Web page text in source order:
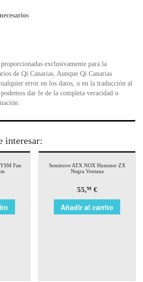
exclusivamente para la
de Qi Canarias. Aunque Qi Canarias
error en los datos, o en la traducción al
dar fe de la completa veracidad o
interesar:
Fan
Semitorre ATX NOX Hummer ZX
Negra Ventana
55,90€
Añadir al carrito